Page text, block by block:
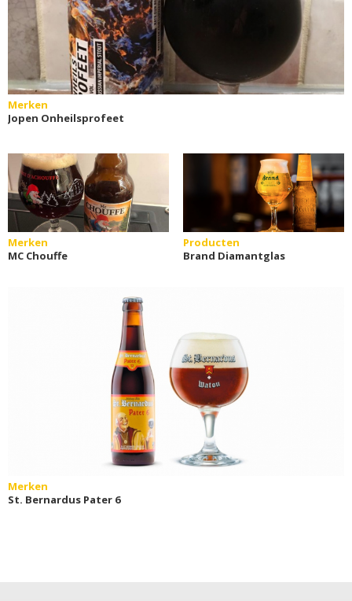
Merken
Jopen Onheilsprofeet
Merken
MC Chouffe
Producten
Brand Diamantglas
Merken
St. Bernardus Pater 6